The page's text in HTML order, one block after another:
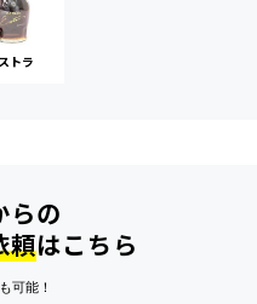
トラ
らの
頼はこちら
可能！